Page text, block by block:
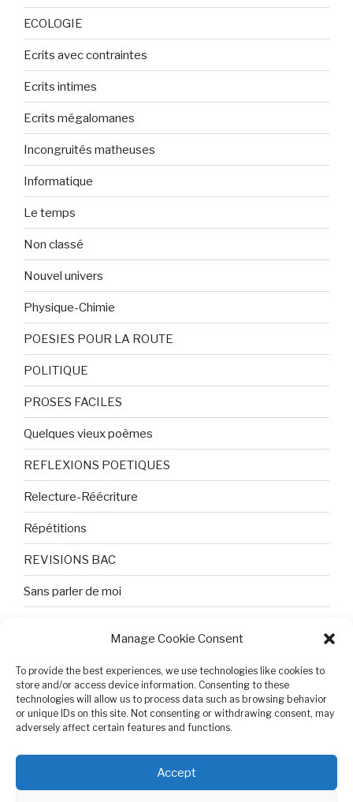
Manage Cookie Consent
To provide the best experiences, we use technologies like cookies to
store and/or access device information. Consenting to these
technologies will allow us to process data such as browsing behavior
or unique IDs on this site. Not consenting or withdrawing consent, may
adversely affect certain features and functions.
Accept
ECOLOGIE
Ecrits avec contraintes
Ecrits intimes
Ecrits mégalomanes
Incongruités matheuses
Informatique
Le temps
Non classé
Nouvel univers
Physique-Chimie
POESIES POUR LA ROUTE
POLITIQUE
PROSES FACILES
Quelques vieux poèmes
REFLEXIONS POETIQUES
Relecture-Réécriture
Répétitions
REVISIONS BAC
Sans parler de moi
Tristesse et attente
Variable complexe